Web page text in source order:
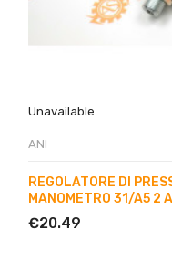
Unavailable
ANI
REGOLATORE DI
MANOMETRO 31/A5 2
€20.49